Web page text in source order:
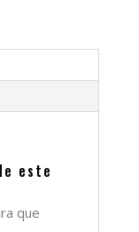
este
que